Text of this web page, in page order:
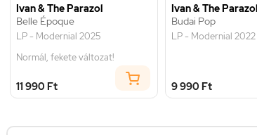
Ivan & The Parazol
Belle Époque
LP - Modernial 2025
Normál, fekete változat!
11 990 Ft
Ivan & The Parazol
Budai Pop
LP - Modernial 2022
9 990 Ft